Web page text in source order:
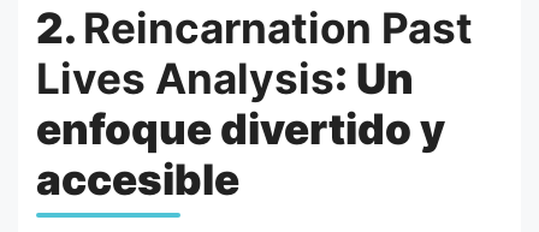
2. Reincarnation Past
Lives Analysis: Un
enfoque divertido y
accesible